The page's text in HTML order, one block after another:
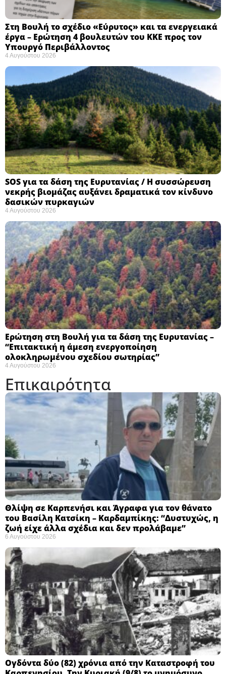
Στη Βουλή το σχέδιο «Εύρυτος» και τα ενεργειακά
έργα – Ερώτηση 4 βουλευτών του ΚΚΕ προς τον
Υπουργό Περιβάλλοντος
4 Αυγούστου 2026
SOS για τα δάση της Ευρυτανίας / Η συσσώρευση
νεκρής βιομάζας αυξάνει δραματικά τον κίνδυνο
δασικών πυρκαγιών
4 Αυγούστου 2026
Ερώτηση στη Βουλή για τα δάση της Ευρυτανίας –
“Eπιτακτική η άμεση ενεργοποίηση
ολοκληρωμένου σχεδίου σωτηρίας”
4 Αυγούστου 2026
Επικαιρότητα
Θλίψη σε Καρπενήσι και Άγραφα για τον θάνατο
του Βασίλη Κατσίκη – Καρδαμπίκης: “Δυστυχώς, η
ζωή είχε άλλα σχέδια και δεν προλάβαμε”
6 Αυγούστου 2026
Ογδόντα δύο (82) χρόνια από την Καταστροφή του